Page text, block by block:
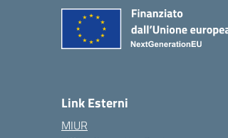
Link Esterni
MIUR